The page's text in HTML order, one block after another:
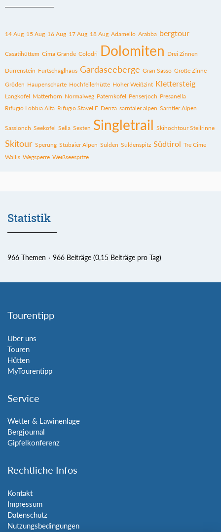
14 Aug 15 Aug 16 Aug 17 Aug 18 Aug Adamello Arabba bergtour
Casatihüttem Cima Grande Colodri Dolomiten Drei Zinnen
Dürrenstein Furtschaglhaus Gardaseeberge Gran Sasso Große Zinne
Gröden Haupenscharte Hochfeilerhütte Hoher Weißzint Klettersteig
Langkofel Matterhorn Normalweg Paternkofel Penserjoch Presanella
Rifugio Lobbia Alta Rifugio Stavel F. Denza sarntaler alpen Sarntler Alpen
Sasslonch Seekofel Sella Sexten Singletrail Skihochtour Steilrinne
Skitour Sperung Stubaier Alpen Sulden Suldenspitz Südtirol Tre Cime
Wallis Wegsperre Weißseespitze
Statistik
966 Themen 966 Beiträge (0,15 Beiträge pro Tag)
Tourentipp
Über uns
Touren
Hütten
MyTourentipp
Service
Wetter & Lawinenlage
Bergjournal
Gipfelkonferenz
Rechtliche Infos
Kontakt
Impressum
Datenschutz
Nutzungsbedingungen